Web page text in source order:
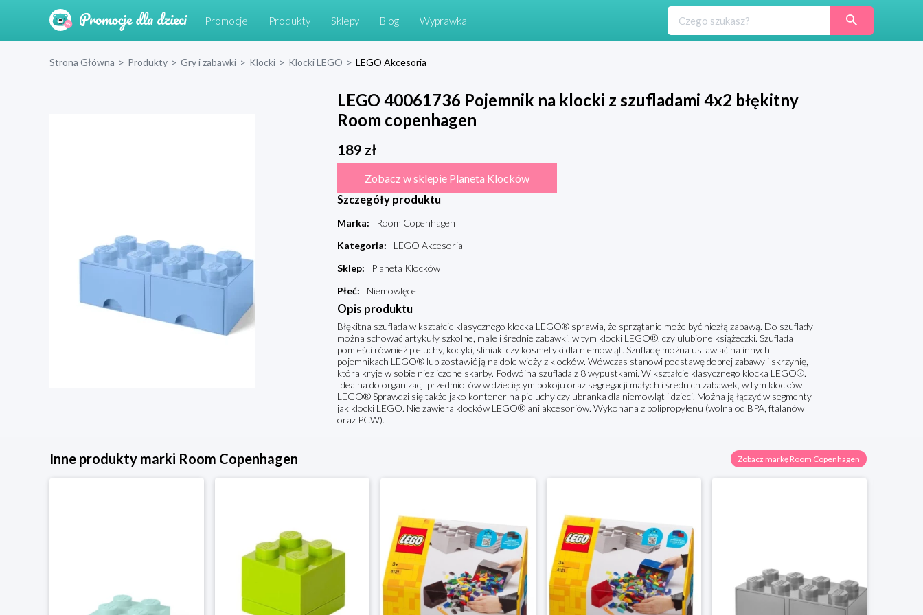
Promocje Produkty Sklepy Blog Wyprawka
Strona Główna > Produkty > Gry i zabawki > Klocki > Klocki LEGO > LEGO Akcesoria
LEGO 40061736 Pojemnik na klocki z szufladami 4x2 błękitny
Room copenhagen
189 zł
Zobacz w sklepie Planeta Klocków
Szczegóły produktu
Marka:
Room Copenhagen
Kategoria:
LEGO Akcesoria
Sklep:
Planeta Klocków
Płeć: Niemowlęce
Opis produktu
Błękitna szuflada w kształcie klasycznego klocka LEGO® sprawia, że sprzątanie może być niezłą zabawą. Do szuflady
można schować artykuły szkolne, małe i średnie zabawki, w tym klocki LEGO®, czy ulubione książeczki. Szuflada
pomieści również pieluchy, kocyki, śliniaki czy kosmetyki dla niemowląt. Szufladę można ustawiać na innych
pojemnikach LEGO® lub zostawić ją na dole wieży z klocków. Wówczas stanowi podstawę dobrej zabawy i skrzynię,
która kryje w sobie niezliczone skarby. Podwójna szuflada z 8 wypustkami. W kształcie klasycznego klocka LEGO®.
Idealna do organizacji przedmiotów w dziecięcym pokoju oraz segregacji małych i średnich zabawek, w tym klocków
LEGO® Sprawdzi się także jako kontener na pieluchy czy ubranka dla niemowląt i dzieci. Można ją łączyć w segmenty
jak klocki LEGO. Nie zawiera klocków LEGO® ani akcesoriów. Wykonana z polipropylenu (wolna od BPA, ftalanów
oraz PCW).
Inne produkty marki Room Copenhagen Zobacz markę Room Copenhagen